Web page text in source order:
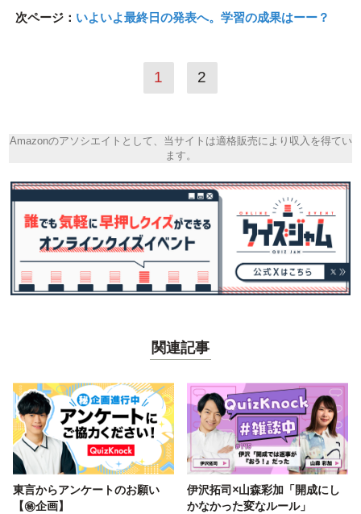
次ページ： いよいよ最終日の発表へ。学習の成果はーー？
1 2
Amazonのアソシエイトとして、当サイトは適格販売により収入を得てい
ます。
関連記事
東言からアンケートのお願い
【㊙️企画】
伊沢拓司×山森彩加「開成にし
かなかった変なルール」